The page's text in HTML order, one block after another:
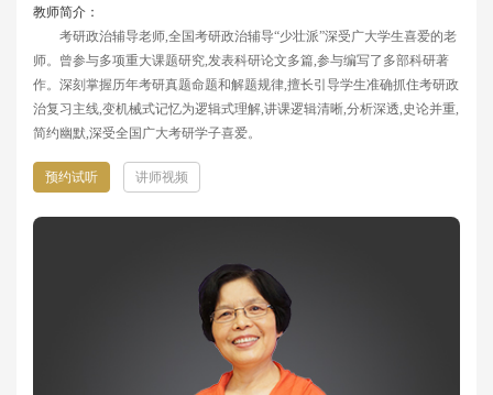
教师简介：
考研政治辅导老师,全国考研政治辅导“少壮派”深受广大学生喜爱的老
师。曾参与多项重大课题研究,发表科研论文多篇,参与编写了多部科研著
作。深刻掌握历年考研真题命题和解题规律,擅长引导学生准确抓住考研政
治复习主线,变机械式记忆为逻辑式理解,讲课逻辑清晰,分析深透,史论并重,
简约幽默,深受全国广大考研学子喜爱。
预约试听 讲师视频